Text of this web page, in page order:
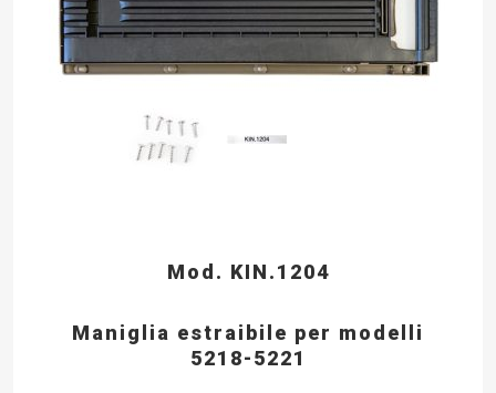
Mod. KIN.1204
Maniglia estraibile per modelli
5218-5221